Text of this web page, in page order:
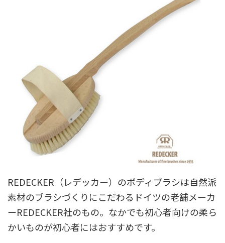
REDECKER（レデッカー）のボディブラシは自然派
素材のブラシづくりにこだわるドイツの老舗メーカ
ーREDECKER社のもの。なかでも初心者向けの柔ら
かいものが初心者にはおすすめです。